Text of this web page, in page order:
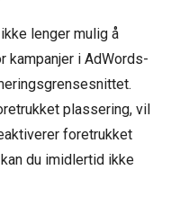
lenger mulig å
kampanjer i AdWords-
plassering, vil
foretrukket
du imidlertid ikke